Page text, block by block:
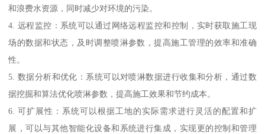
和浪费水资源，同时减少对环境的污染。
4. 远程监控：系统可以通过网络远程监控和控制，实时获取施工现
场的数据和状态，及时调整喷淋参数，提高施工管理的效率和准确
性。
5. 数据分析和优化：系统可以对喷淋数据进行收集和分析，通过数
据挖掘和算法优化喷淋参数，提高施工效果和节约成本。
6. 可扩展性：系统可以根据工地的实际需求进行灵活的配置和扩
展，可以与其他智能化设备和系统进行集成，实现更的控制和管理